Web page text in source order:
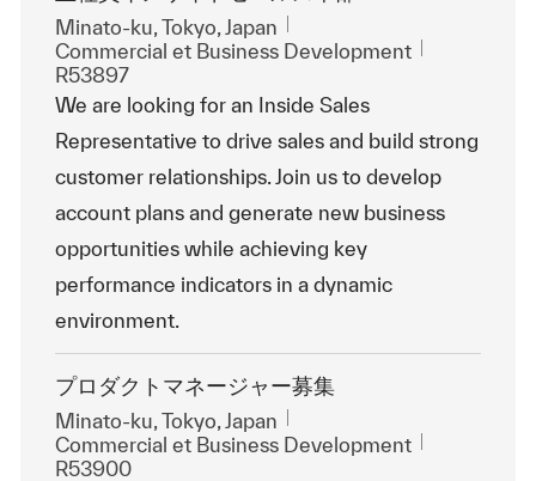
Emplacement
Minato-ku, Tokyo, Japan
Catégorie
Commercial et Business Development
R53897
We are looking for an Inside Sales
Representative to drive sales and build strong
customer relationships. Join us to develop
account plans and generate new business
opportunities while achieving key
performance indicators in a dynamic
environment.
プロダクトマネージャー募集
Emplacement
Minato-ku, Tokyo, Japan
Catégorie
Commercial et Business Development
R53900